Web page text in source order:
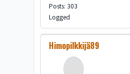
Posts: 303
Logged
Himopilkkijä89